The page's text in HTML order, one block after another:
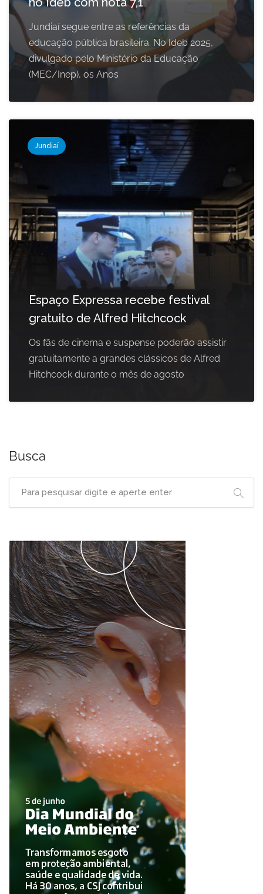
Jundiaí segue entre as referências da
educação pública brasileira. No Ideb 2025,
divulgado pelo Ministério da Educação
(MEC/Inep), os Anos
Jundiaí
Espaço Expressa recebe festival
gratuito de Alfred Hitchcock
Os fãs de cinema e suspense poderão assistir
gratuitamente a grandes clássicos de Alfred
Hitchcock durante o mês de agosto
Busca